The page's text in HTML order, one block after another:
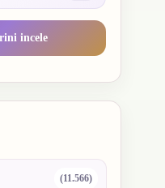
incele
(11.566)